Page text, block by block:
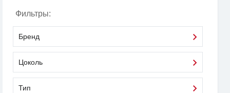
Фильтры:
Бренд
Цоколь
Тип